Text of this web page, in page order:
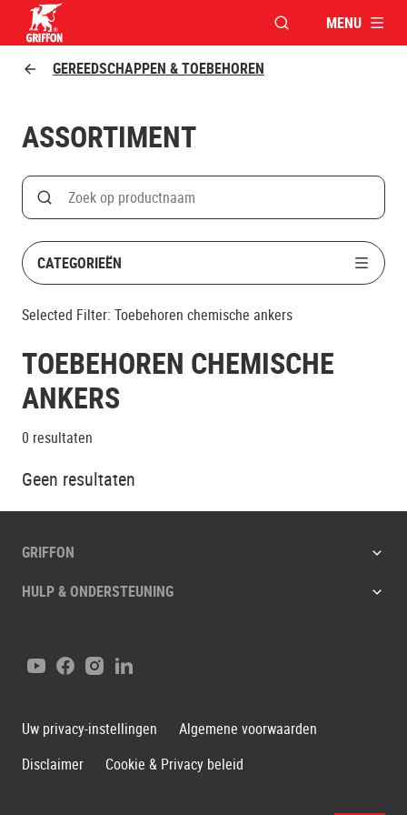
VENSTER OPENEN
MENU
GEREEDSCHAPPEN & TOEBEHOREN
ASSORTIMENT
Search
Zoek op productnaam
CATEGORIEËN
Selected Filter: Toebehoren chemische ankers
TOEBEHOREN CHEMISCHE
ANKERS
0 resultaten
Geen resultaten
GRIFFON
HULP & ONDERSTEUNING
YouTubeFacebook
Instagram
LinkedIn
Uw privacy-instellingen
Algemene voorwaarden
Disclaimer
Cookie & Privacy beleid